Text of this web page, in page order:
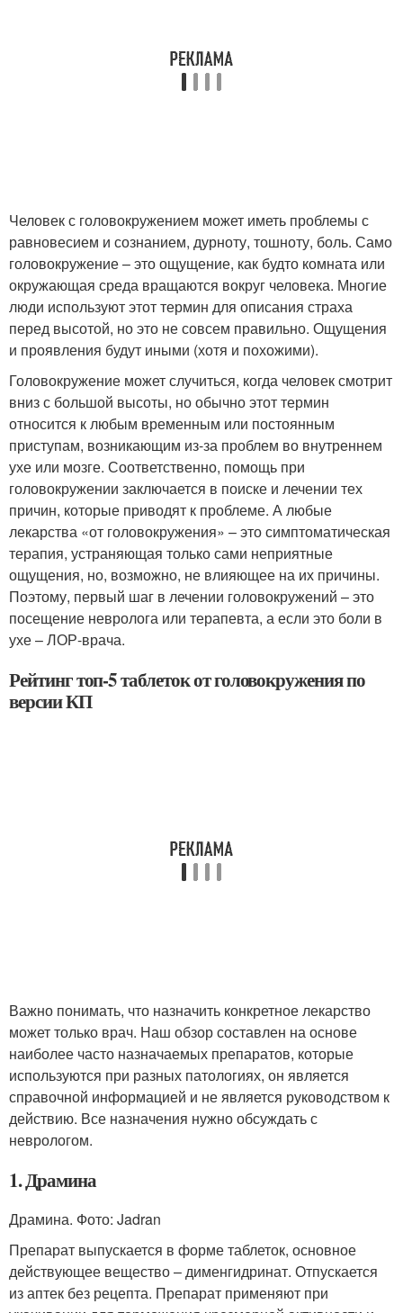
Человек с головокружением может иметь проблемы с
равновесием и сознанием, дурноту, тошноту, боль. Само
головокружение – это ощущение, как будто комната или
окружающая среда вращаются вокруг человека. Многие
люди используют этот термин для описания страха
перед высотой, но это не совсем правильно. Ощущения
и проявления будут иными (хотя и похожими).
Головокружение может случиться, когда человек смотрит
вниз с большой высоты, но обычно этот термин
относится к любым временным или постоянным
приступам, возникающим из-за проблем во внутреннем
ухе или мозге. Соответственно, помощь при
головокружении заключается в поиске и лечении тех
причин, которые приводят к проблеме. А любые
лекарства «от головокружения» – это симптоматическая
терапия, устраняющая только сами неприятные
ощущения, но, возможно, не влияющее на их причины.
Поэтому, первый шаг в лечении головокружений – это
посещение невролога или терапевта, а если это боли в
ухе – ЛОР-врача.
Рейтинг топ-5 таблеток от головокружения по
версии КП
Важно понимать, что назначить конкретное лекарство
может только врач. Наш обзор составлен на основе
наиболее часто назначаемых препаратов, которые
используются при разных патологиях, он является
справочной информацией и не является руководством к
действию. Все назначения нужно обсуждать с
неврологом.
1. Драмина
Драмина. Фото: Jadran
Препарат выпускается в форме таблеток, основное
действующее вещество – дименгидринат. Отпускается
из аптек без рецепта. Препарат применяют при